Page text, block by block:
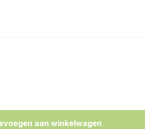
aan winkelwagen